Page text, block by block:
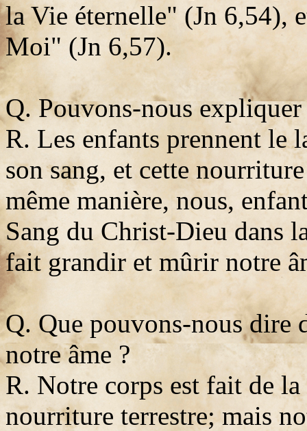
la Vie éternelle" (Jn 6,54),
Moi" (Jn 6,57).
Q. Pouvons-nous
R. Les enfants prennent le
son sang, et cette
même manière, nous,
Sang du Christ-Dieu dans
fait grandir et mûrir notre
Q. Que pouvons-nous dire
notre âme ?
R. Notre corps est fait de
nourriture terrestre; mais